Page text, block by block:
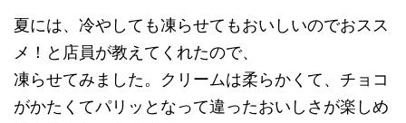
夏には、冷やしても凍らせてもおいしいのでおスス
メ！と店員が教えてくれたので、
凍らせてみました。クリームは柔らかくて、チョコ
がかたくてパリッとなって違ったおいしさが楽しめ